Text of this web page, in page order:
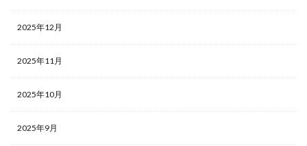
2025年12月
2025年11月
2025年10月
2025年9月